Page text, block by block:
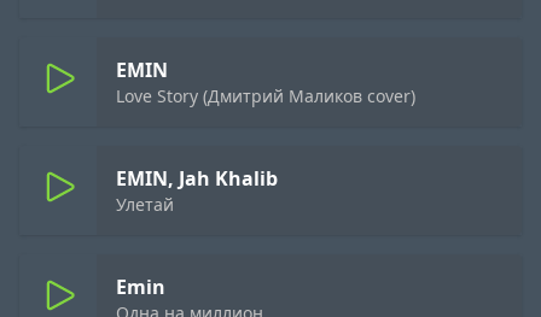
EMIN
Love Story (Дмитрий Маликов cover)
EMIN, Jah Khalib
Улетай
Emin